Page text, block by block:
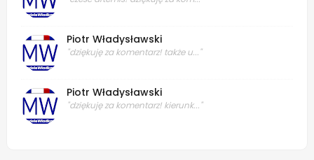
Piotr Władysławski
"dziękuję za komentarz! także u..."
Piotr Władysławski
"dziękuję za komentarz! kierunk..."